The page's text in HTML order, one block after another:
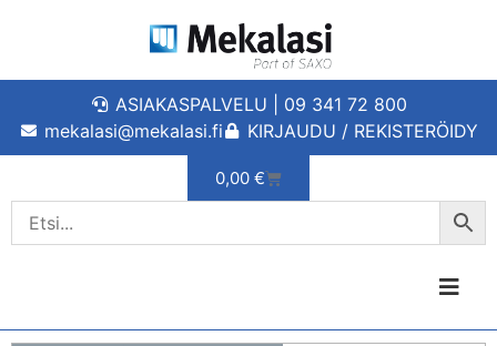
ASIAKASPALVELU | 09 341 72 800
mekalasi@mekalasi.fi
KIRJAUDU / REKISTERÖIDY
0,00 €